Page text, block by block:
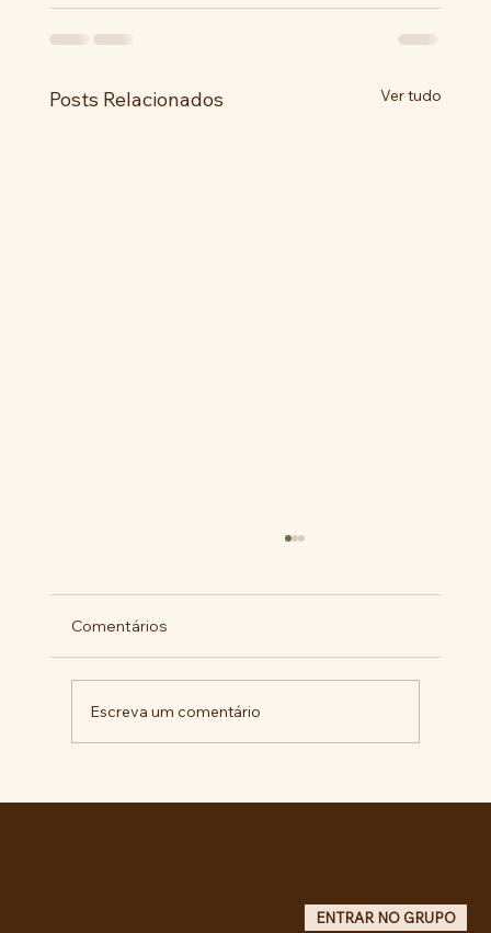
Posts Relacionados Ver tudo
Comentários
Escreva um comentário
ENTRAR NO GRUPO